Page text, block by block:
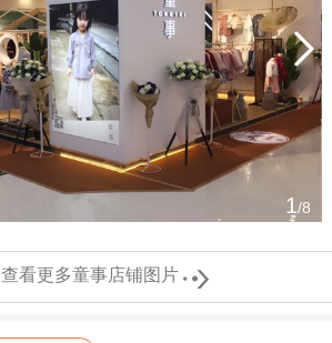
1/8
查看更多童事店铺图片